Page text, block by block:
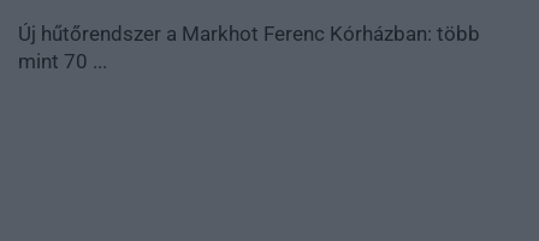
Új hűtőrendszer a Markhot Ferenc Kórházban: több
mint 70 ...